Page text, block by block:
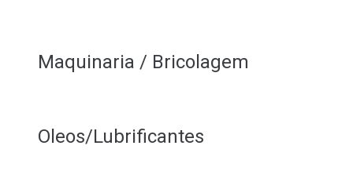
Maquinaria / Bricolagem
Oleos/Lubrificantes